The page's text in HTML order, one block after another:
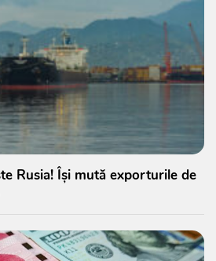
Rusia! Își mută exporturile de